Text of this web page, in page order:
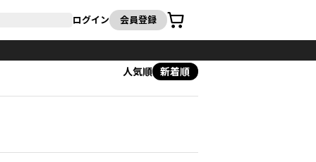
ログイン 会員登録
カート
人気順 新着順